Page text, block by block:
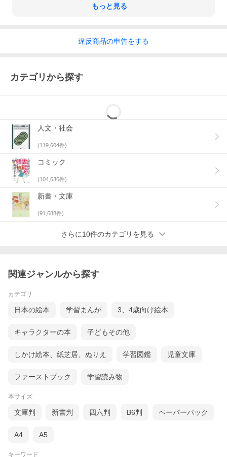
もっと見る
違反商品の申告をする
カテゴリから探す
人文・社会
(119,604件)
コミック
(104,636件)
新書・文庫
(91,688件)
さらに10件のカテゴリを見る
関連ジャンルから探す
カテゴリ
日本の絵本 学習まんが 3、4歳向け絵本
キャラクターの本 子どもその他
しかけ絵本、紙芝居、ぬりえ 学習図鑑 児童文庫
ファーストブック 学習読み物
本サイズ
文庫判 新書判 四六判 B6判 ペーパーバック
A4 A5
キーワード